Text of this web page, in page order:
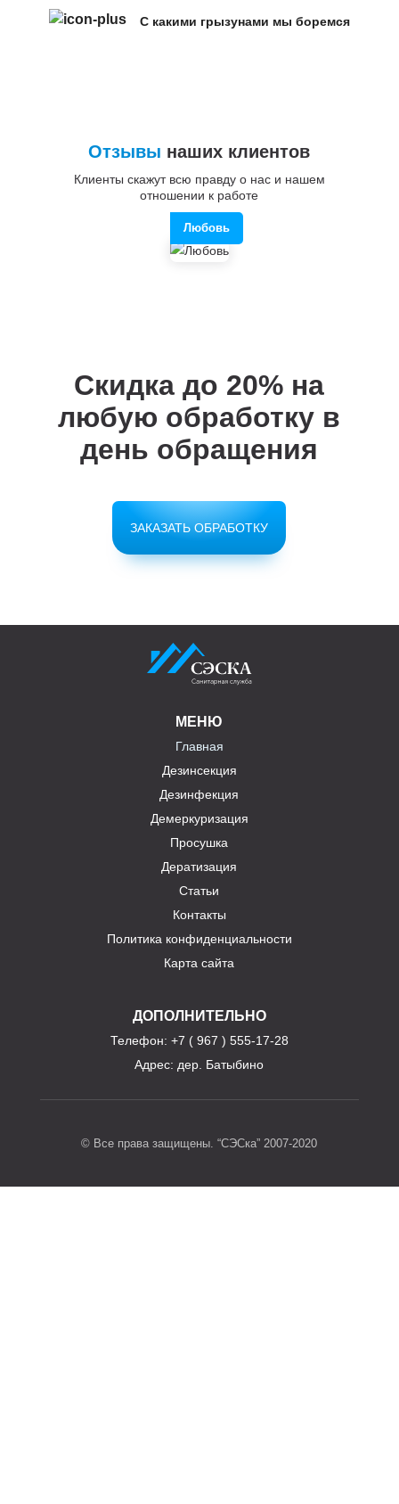
С какими грызунами мы боремся
Отзывы наших клиентов
Клиенты скажут всю правду о нас и нашем
отношении к работе
Любовь
Скидка до 20% на
любую обработку в
день обращения
ЗАКАЗАТЬ ОБРАБОТКУ
МЕНЮ
Главная
Дезинсекция
Дезинфекция
Демеркуризация
Просушка
Дератизация
Статьи
Контакты
Политика конфиденциальности
Карта сайта
ДОПОЛНИТЕЛЬНО
Телефон: +7 ( 967 ) 555-17-28
Адрес: дер. Батыбино
© Все права защищены. “СЭСка” 2007-2020